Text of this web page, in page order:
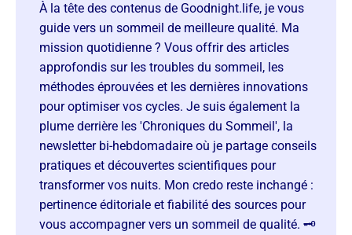
À la tête des contenus de Goodnight.life, je vous
guide vers un sommeil de meilleure qualité. Ma
mission quotidienne ? Vous offrir des articles
approfondis sur les troubles du sommeil, les
méthodes éprouvées et les dernières innovations
pour optimiser vos cycles. Je suis également la
plume derrière les 'Chroniques du Sommeil', la
newsletter bi-hebdomadaire où je partage conseils
pratiques et découvertes scientifiques pour
transformer vos nuits. Mon credo reste inchangé :
pertinence éditoriale et fiabilité des sources pour
vous accompagner vers un sommeil de qualité. 🗝️